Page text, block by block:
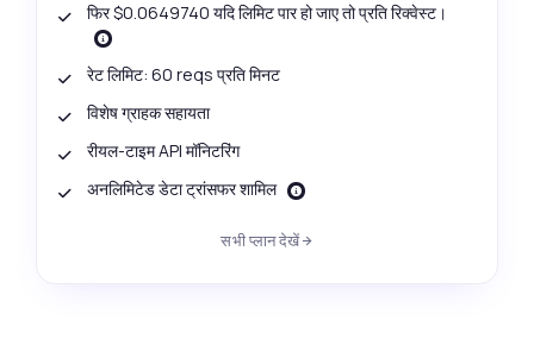
फिर $0.0649740 यदि लिमिट पार हो जाए तो प्रति रिक्वेस्ट।
रेट लिमिट: 60 reqs प्रति मिनट
विशेष ग्राहक सहायता
रीयल-टाइम API मॉनिटरिंग
अनलिमिटेड डेटा ट्रांसफर शामिल
सभी प्लान देखें